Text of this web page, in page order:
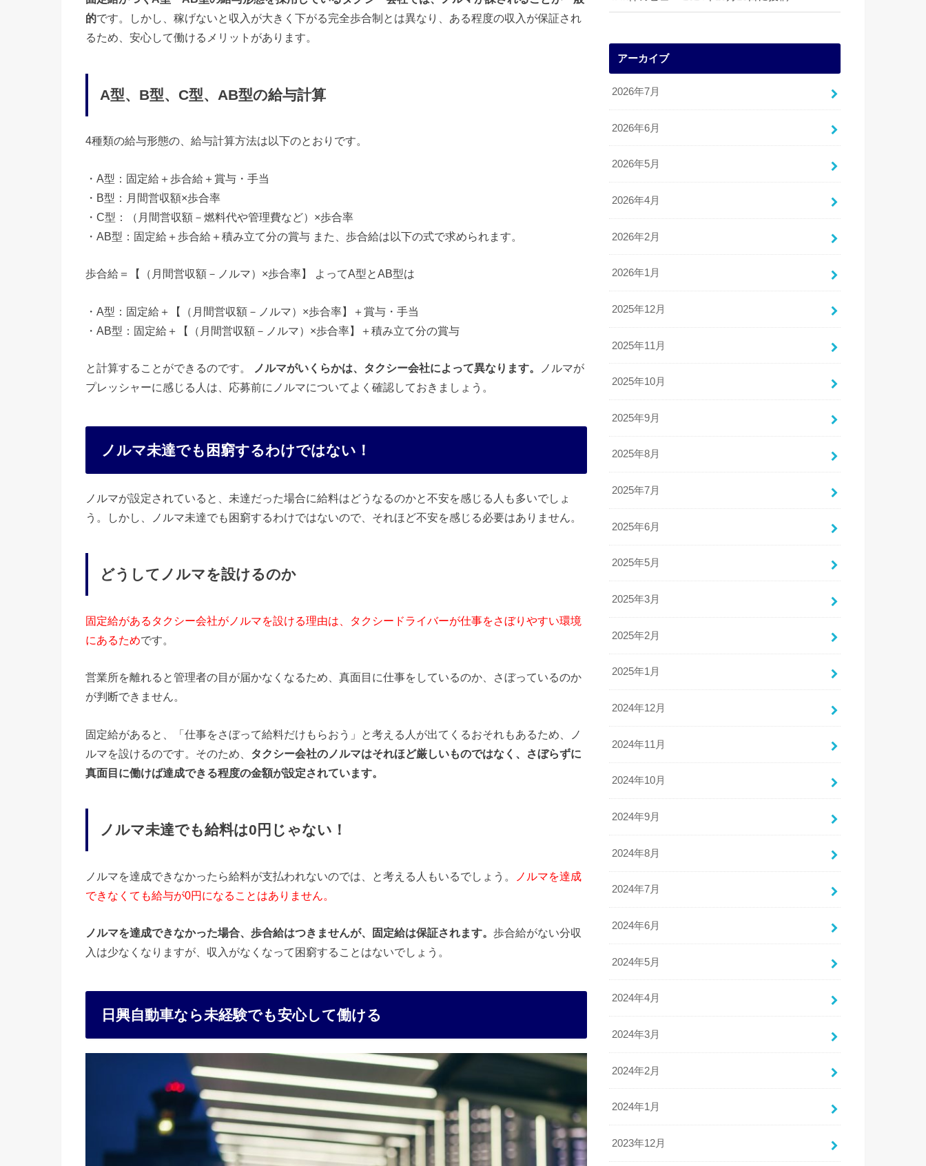
的です。しかし、稼げないと収入が大きく下がる完全歩合制とは異なり、ある程度の収入が保証され
るため、安心して働けるメリットがあります。
A型、B型、C型、AB型の給与計算
4種類の給与形態の、給与計算方法は以下のとおりです。
・A型：固定給＋歩合給＋賞与・手当
・B型：月間営収額×歩合率
・C型：（月間営収額－燃料代や管理費など）×歩合率
・AB型：固定給＋歩合給＋積み立て分の賞与 また、歩合給は以下の式で求められます。
歩合給＝【（月間営収額－ノルマ）×歩合率】 よってA型とAB型は
・A型：固定給＋【（月間営収額－ノルマ）×歩合率】＋賞与・手当
・AB型：固定給＋【（月間営収額－ノルマ）×歩合率】＋積み立て分の賞与
と計算することができるのです。 ノルマがいくらかは、タクシー会社によって異なります。
ノルマが
プレッシャーに感じる人は、応募前にノルマについてよく確認しておきましょう。
ノルマ未達でも困窮するわけではない！
ノルマが設定されていると、未達だった場合に給料はどうなるのかと不安を感じる人も多いでしょ
う。しかし、ノルマ未達でも困窮するわけではないので、それほど不安を感じる必要はありません。
どうしてノルマを設けるのか
固定給があるタクシー会社がノルマを設ける理由は、タクシードライバーが仕事をさぼりやすい環境
にあるためです。
営業所を離れると管理者の目が届かなくなるため、真面目に仕事をしているのか、さぼっているのか
が判断できません。
固定給があると、「仕事をさぼって給料だけもらおう」と考える人が出てくるおそれもあるため、ノ
ルマを設けるのです。そのため、 タクシー会社のノルマはそれほど厳しいものではなく、さぼらずに
真面目に働けば達成できる程度の金額が設定されています。
ノルマ未達でも給料は0円じゃない！
ノルマを達成できなかったら給料が支払われないのでは、と考える人もいるでしょう。
ノルマを達成
できなくても給与が0円になることはありません。
ノルマを達成できなかった場合、歩合給はつきませんが、固定給は保証されます。 歩合給がない分収
入は少なくなりますが、収入がなくなって困窮することはないでしょう。
日興自動車なら未経験でも安心して働ける
アーカイブ
2026年7月
2026年6月
2026年5月
2026年4月
2026年2月
2026年1月
2025年12月
2025年11月
2025年10月
2025年9月
2025年8月
2025年7月
2025年6月
2025年5月
2025年3月
2025年2月
2025年1月
2024年12月
2024年11月
2024年10月
2024年9月
2024年8月
2024年7月
2024年6月
2024年5月
2024年4月
2024年3月
2024年2月
2024年1月
2023年12月